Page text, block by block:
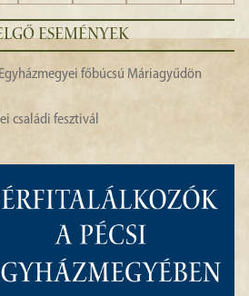
ESEMÉNYEK
főbúcsú Máriagyűdön
családi fesztivál